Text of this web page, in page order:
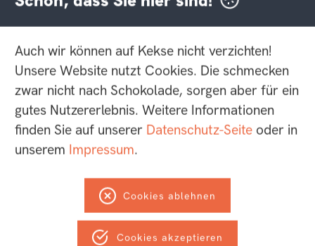
man beide Faktoren zusammen, sowohl
Honorarumsatz und Mitarbeiterzahl, ergibt sich
der endgültige Platzierung in der Agentur-Liste.
Keine leichte Aufgabe, denn das Agentur-
Ranking wird in weitere sieben Subrankings
untergliedert, darunter E-Commerce, Business
Transformation oder Online-Plattformen. Mit
diesen deutschlandweiten Agenturübersicht
besitzt der BVDW ein Alleinstellungsmerkmal.
Auch wir können auf Kekse nicht verzichten!
Unsere Website nutzt Cookies. Die schmecken
zwar nicht nach Schokolade, sorgen aber für ein
gutes Nutzererlebnis. Weitere Informationen
finden Sie auf unserer Datenschutz-Seite oder in
unserem Impressum.
Cookies ablehnen
Cookies akzeptieren